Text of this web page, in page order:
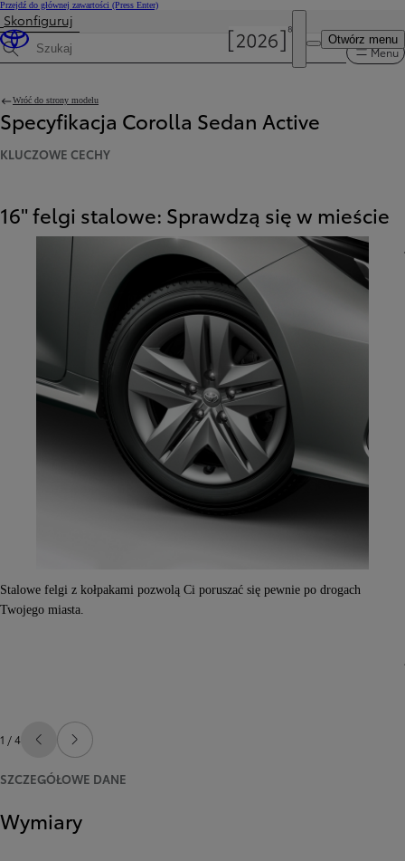
Przejdź do głównej zawartości (Press Enter)
Otwórz menu
Skonfiguruj
Wyszukaj dane techniczne Menu
Wróć do strony modelu
Specyfikacja Corolla Sedan Active
KLUCZOWE CECHY
16" felgi stalowe: Sprawdzą się w mieście
Stalowe felgi z kołpakami pozwolą Ci poruszać się pewnie po drogach
Twojego miasta.
1 / 4 PoprzedniNastępny
SZCZEGÓŁOWE DANE
Wymiary